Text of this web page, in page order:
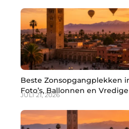
Beste Zonsopgangplekken
Foto’s, Ballonnen en
JULI 21, 2026